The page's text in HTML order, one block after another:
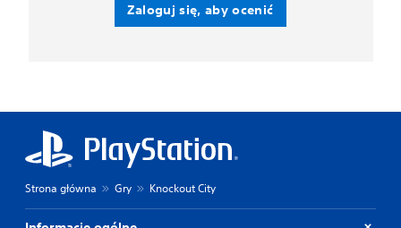
Zaloguj się, aby ocenić
Strona główna Gry Knockout City